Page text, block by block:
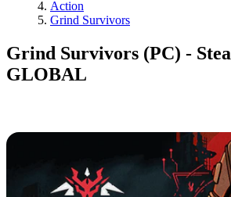
Action
Grind Survivors
Grind Survivors (PC) -
GLOBAL